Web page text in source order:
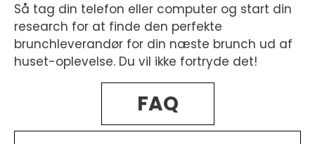
Så tag din telefon eller computer og start din
research for at finde den perfekte
brunchleverandør for din næste brunch ud af
huset-oplevelse. Du vil ikke fortryde det!
FAQ